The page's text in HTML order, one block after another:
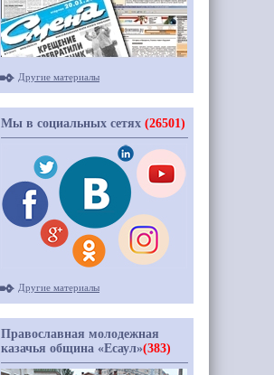
Другие материалы
Мы в социальных сетях (26501)
Другие материалы
Православная молодежная
казачья община «Есаул»(383)